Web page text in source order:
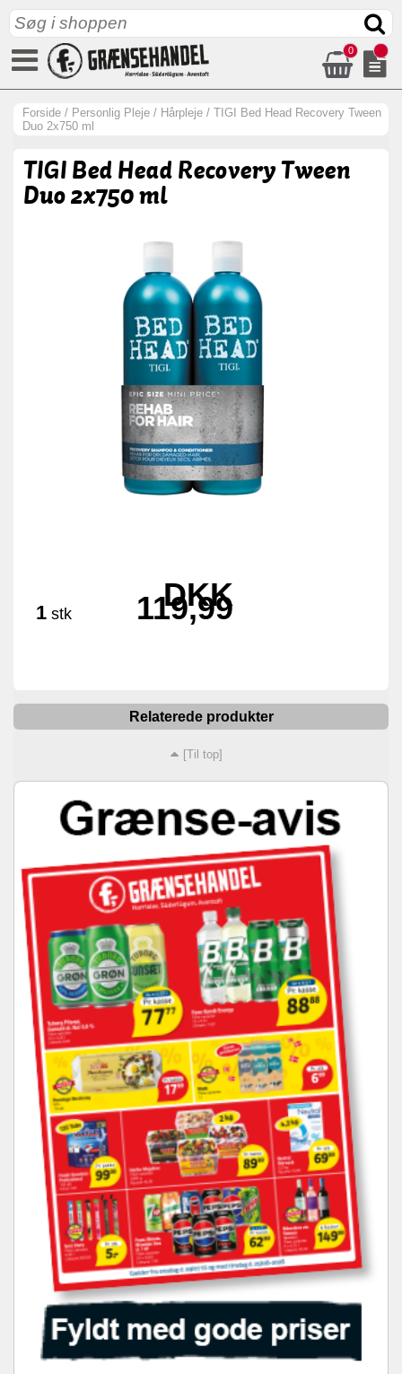
0
Forside / Personlig Pleje / Hårpleje / TIGI Bed Head Recovery Tween
Duo 2x750 ml
TIGI Bed Head Recovery Tween
Duo 2x750 ml
1 stk
DKK
119,99
Relaterede produkter
[Til top]